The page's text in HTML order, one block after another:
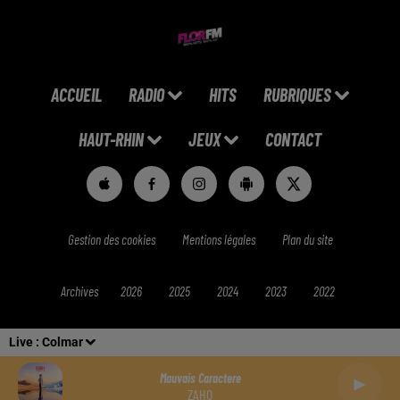
Live : Colmar
Mauvais Caractere
ZAHO
ACCUEIL RADIO HITS RUBRIQUES
HAUT-RHIN JEUX CONTACT
Gestion des cookies Mentions légales Plan du site
Archives 2026 2025 2024 2023 2022